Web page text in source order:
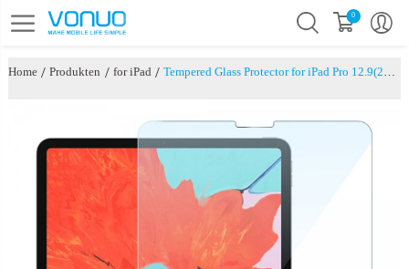
0
Home / Produkten / for iPad / Tempered Glass Protector for iPad Pro 12.9(2018) - Transparent